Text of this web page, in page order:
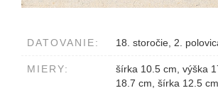
DATOVANIE: 18. storočie, 2.
MIERY:
šírka 10.5 cm, výška
18.7 cm, šírka 12.5 cm